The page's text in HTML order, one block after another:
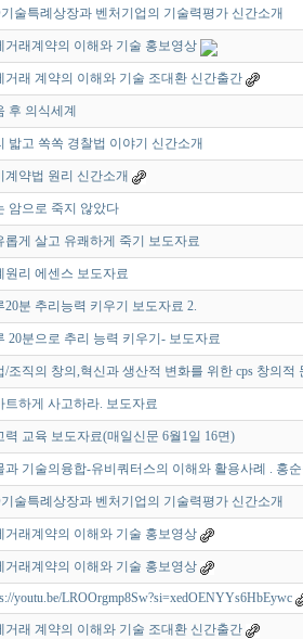
술특례상장과 벤처기업의 기술력평가 신간소개
거래계약의 이해와 기술 홍보영상
거래 계약의 이해와 기술 조대환 신간출간
후 의식세계
밟고 쏙쏙 경찰법 이야기 신간소개
계약법 원리 신간소개
암으로 죽지 않았다
롭게 살고 유쾌하게 죽기 보도자료
원리 에센스 보도자료
20분 추리능력 키우기 보도자료 2.
20분으로 추리 능력 키우기- 보도자료
/조직의 창의,혁신과 생산적 변화를 위한 cps 창의
트하게 사고하라. 보도자료
력 교육 보도자료(매일신문 6월1일 16면)
과 기술의융합-유비쿼터스의 이해와 활용사례 . 홍
술특례상장과 벤처기업의 기술력평가 신간소개
거래계약의 이해와 기술 홍보영상
거래계약의 이해와 기술 홍보영상
youtu.be/LROOrgmp8Sw?si=xedOENYYs6HbEywc
거래 계약의 이해와 기술 조대환 신간출간